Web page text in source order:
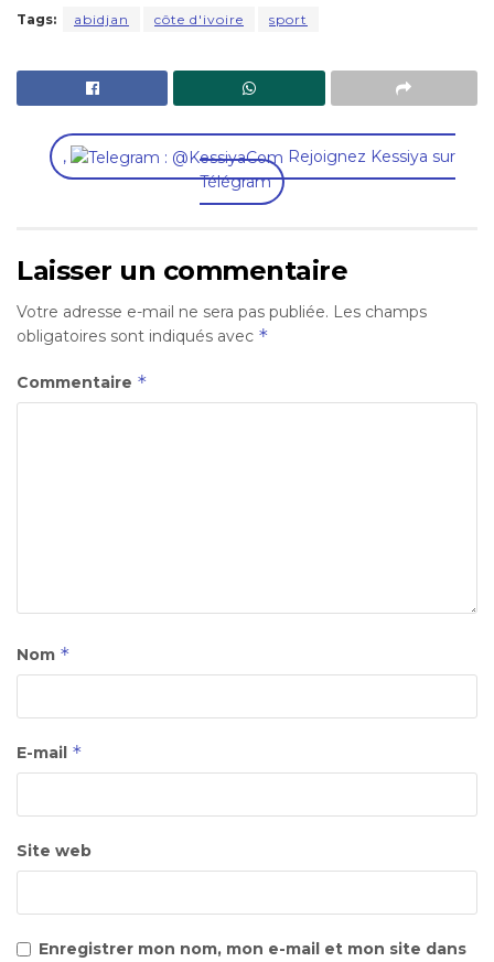
Tags: abidjan côte d'ivoire sport
,
Rejoignez Kessiya sur
Télégram
Laisser un commentaire
Votre adresse e-mail ne sera pas publiée. Les champs
obligatoires sont indiqués avec *
Commentaire *
Nom *
E-mail *
Site web
Enregistrer mon nom, mon e-mail et mon site dans